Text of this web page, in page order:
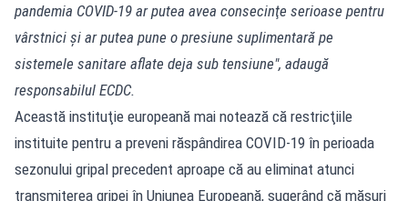
pandemia COVID-19 ar putea avea consecinţe serioase pentru
vârstnici şi ar putea pune o presiune suplimentară pe
sistemele sanitare aflate deja sub tensiune″⁣, adaugă
responsabilul ECDC.
Această instituţie europeană mai notează că restricţiile
instituite pentru a preveni răspândirea COVID-19 în perioada
sezonului gripal precedent aproape că au eliminat atunci
transmiterea gripei în Uniunea Europeană, sugerând că măsuri